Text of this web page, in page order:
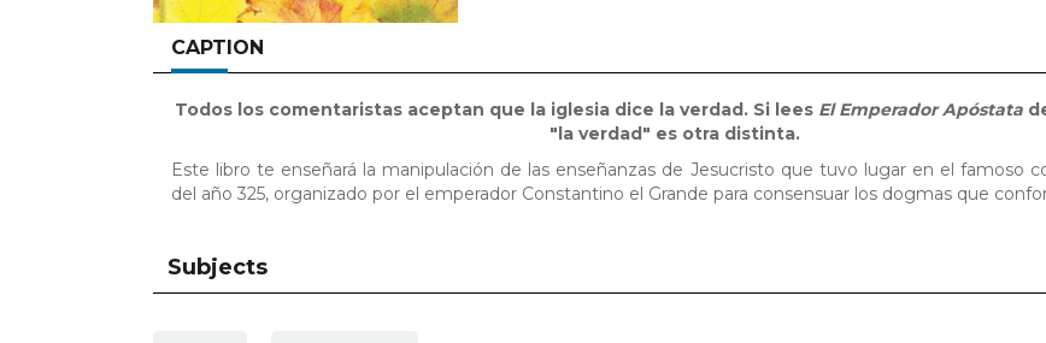
CAPTION
Todos los comentaristas aceptan que la iglesia dice la verdad. Si lees El Emperador Apóstata
"la verdad" es otra distinta.
Este libro te enseñará la manipulación de las enseñanzas de Jesucristo que tuvo lugar en el famoso
del año 325, organizado por el emperador Constantino el Grande para consensuar los dogmas que
Subjects